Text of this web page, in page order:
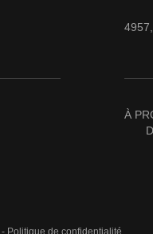
À
- Politique de confidentialité